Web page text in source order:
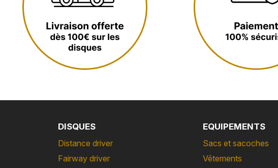
DISQUES
Distance driver
Fairway driver
EQUIPEMENTS
Sacs et sacoches
Vêtements